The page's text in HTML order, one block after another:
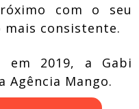
com o seu
mais consistente.
em 2019, a Gabi
Agência Mango.